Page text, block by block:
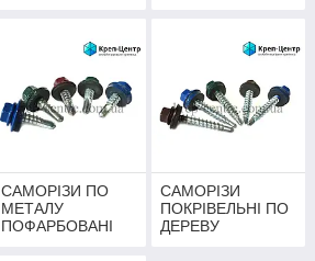
САМОРІЗИ ПО
МЕТАЛУ
ПОФАРБОВАНІ
САМОРІЗИ
ПОКРІВЕЛЬНІ ПО
ДЕРЕВУ